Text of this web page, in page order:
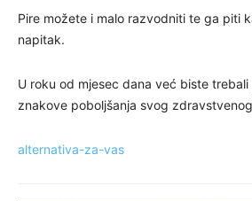
Pire možete i malo razvodniti te ga piti
napitak.
U roku od mjesec dana već biste
znakove poboljšanja svog
alternativa-za-vas